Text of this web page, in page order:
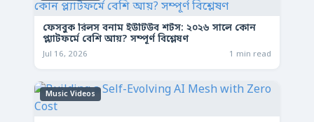
ফেসবুক রিলস বনাম ইউটিউব শর্টস: ২০২৬ সালে কোন
প্ল্যাটফর্মে বেশি আয়? সম্পূর্ণ বিশ্লেষণ
Jul 16, 2026 1 min read
Music Videos